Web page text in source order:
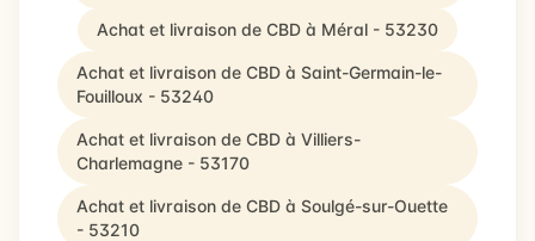
Achat et livraison de CBD à Méral - 53230
Achat et livraison de CBD à Saint-Germain-le-
Fouilloux - 53240
Achat et livraison de CBD à Villiers-
Charlemagne - 53170
Achat et livraison de CBD à Soulgé-sur-Ouette
- 53210